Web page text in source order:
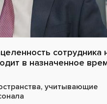
сотрудника
в назначенное
учитывающие